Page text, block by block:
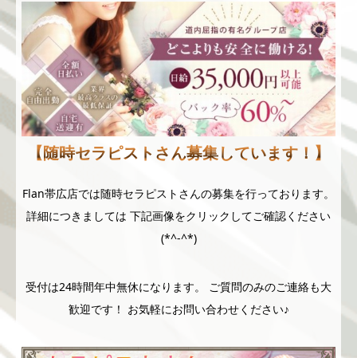
【随時セラピストさん募集しています！】
Flan帯広店では随時セラピストさんの募集を行っております。
詳細につきましては 下記画像をクリックしてご確認ください
(*^-^*)
受付は24時間年中無休になります。 ご質問のみのご連絡も大
歓迎です！ お気軽にお問い合わせください♪